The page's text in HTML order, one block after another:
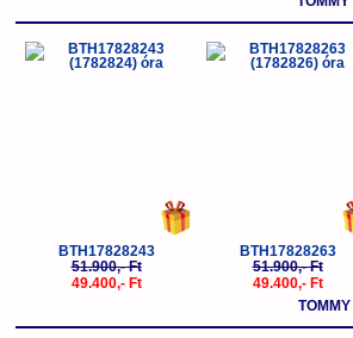
-5%
BTH17828243
51.900,- Ft
49.400,- Ft
-
BTH17828263
51.900,- Ft
49.400,- Ft